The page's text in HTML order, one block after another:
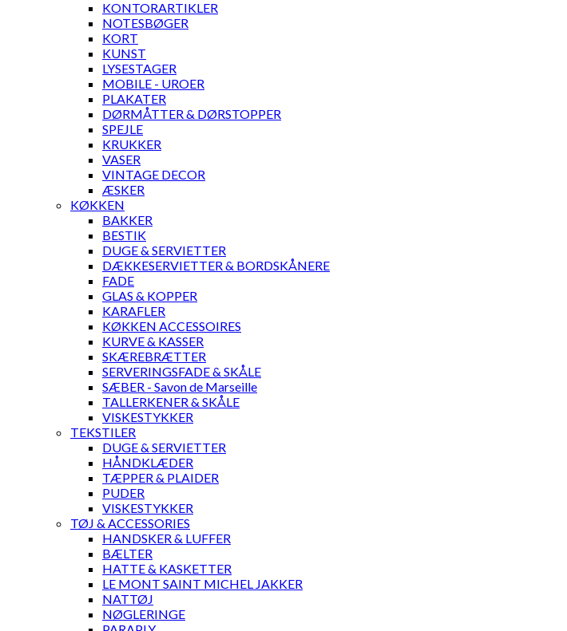
KONTORARTIKLER
NOTESBØGER
KORT
KUNST
LYSESTAGER
MOBILE - UROER
PLAKATER
DØRMÅTTER & DØRSTOPPER
SPEJLE
KRUKKER
VASER
VINTAGE DECOR
ÆSKER
KØKKEN
BAKKER
BESTIK
DUGE & SERVIETTER
DÆKKESERVIETTER & BORDSKÅNERE
FADE
GLAS & KOPPER
KARAFLER
KØKKEN ACCESSOIRES
KURVE & KASSER
SKÆREBRÆTTER
SERVERINGSFADE & SKÅLE
SÆBER - Savon de Marseille
TALLERKENER & SKÅLE
VISKESTYKKER
TEKSTILER
DUGE & SERVIETTER
HÅNDKLÆDER
TÆPPER & PLAIDER
PUDER
VISKESTYKKER
TØJ & ACCESSORIES
HANDSKER & LUFFER
BÆLTER
HATTE & KASKETTER
LE MONT SAINT MICHEL JAKKER
NATTØJ
NØGLERINGE